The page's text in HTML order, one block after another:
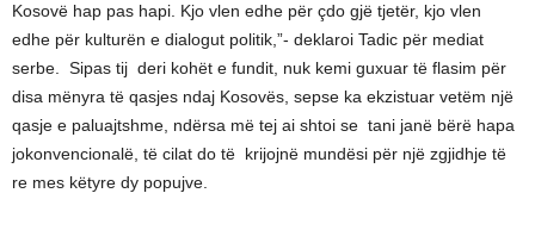
Kosovë hap pas hapi. Kjo vlen edhe për çdo gjë tjetër, kjo vlen
edhe për kulturën e dialogut politik,”- deklaroi Tadic për mediat
serbe. Sipas tij deri kohët e fundit, nuk kemi guxuar të flasim për
disa mënyra të qasjes ndaj Kosovës, sepse ka ekzistuar vetëm një
qasje e paluajtshme, ndërsa më tej ai shtoi se tani janë bërë hapa
jokonvencionalë, të cilat do të krijojnë mundësi për një zgjidhje të
re mes këtyre dy popujve.